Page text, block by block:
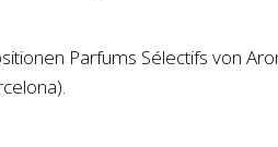
Parfums Sélectifs von